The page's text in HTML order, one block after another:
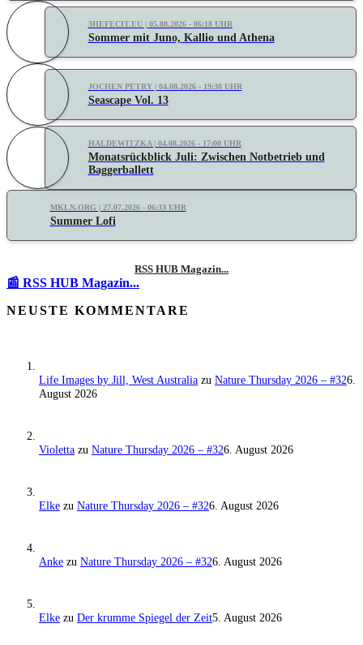
3HEFECIT.EU | 05.08.2026 - 06:18 UHR
Sommer mit Juno, Kallio und Athena
JOCHEN PETRY | 04.08.2026 - 19:38 UHR
Seascape Vol. 13
HALDEWITZKA | 04.08.2026 - 17:00 UHR
Monatsrückblick Juli: Zwischen Notbetrieb und
Baggerballett
MKLN.ORG | 27.07.2026 - 06:33 UHR
Summer Lofi
RSS HUB Magazin...
📰 RSS HUB Magazin...
NEUSTE KOMMENTARE
Life Images by Jill, West Australia zu Nature Thursday 2026 – #326.
August 2026
Violetta zu Nature Thursday 2026 – #326. August 2026
Elke zu Nature Thursday 2026 – #326. August 2026
Anke zu Nature Thursday 2026 – #326. August 2026
Elke zu Der krumme Spiegel der Zeit5. August 2026